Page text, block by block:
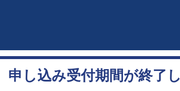
申し込み受付期間が終了